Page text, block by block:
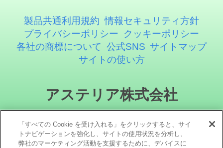
製品共通利用規約 情報セキュリティ方針
プライバシーポリシー
クッキーポリシー
各社の商標について 公式SNS サイトマップ
サイトの使い方
アステリア株式会社
「すべての Cookie を受け入れる」をクリックすると、サイ
トナビゲーションを強化し、サイトの使用状況を分析し、
弊社のマーケティング活動を支援するために、デバイスに